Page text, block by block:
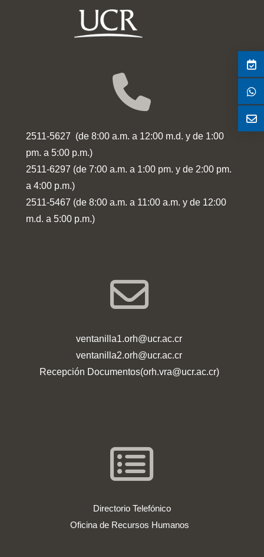
2511-5627 (de 8:00 a.m. a 12:00 m.d. y de 1:00
pm. a 5:00 p.m.)
2511-6297 (de 7:00 a.m. a 1:00 pm. y de 2:00 pm.
a 4:00 p.m.)
2511-5467 (de 8:00 a.m. a 11:00 a.m. y de 12:00
m.d. a 5:00 p.m.)
ventanilla1.orh@ucr.ac.cr
ventanilla2.orh@ucr.ac.cr
Recepción Documentos(orh.vra@ucr.ac.cr)
Directorio Telefónico
Oficina de Recursos Humanos